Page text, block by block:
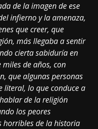
de la imagen de ese
infierno y la amenaza,
que creer, que
más llegaba a sentir
cierta sabiduría en
de años, con
que algunas personas
lo que conduce a
de la religión
los peores
horribles de la historia